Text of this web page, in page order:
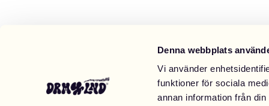
Denna webbplats
Vi använder
funktioner för sociala
annan information från